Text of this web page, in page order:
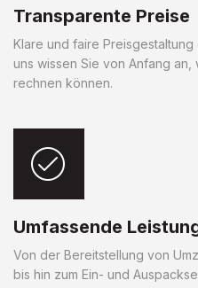
Transparente Preise
Klare und faire
uns wissen Sie von Anfang an,
rechnen können.
Umfassende
Von der Bereitstellung von
bis hin zum Ein- und